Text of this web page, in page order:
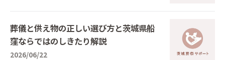
葬儀と供え物の正しい選び方と茨城県船
窪ならではのしきたり解説
2026/06/22